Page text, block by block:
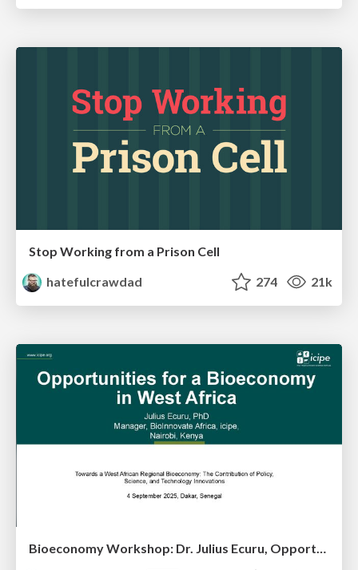
Stop Working from a Prison Cell
hatefulcrawdad
274 21k
Bioeconomy Workshop: Dr. Julius Ecuru, Opportunities for a Bioeconomy in West Africa